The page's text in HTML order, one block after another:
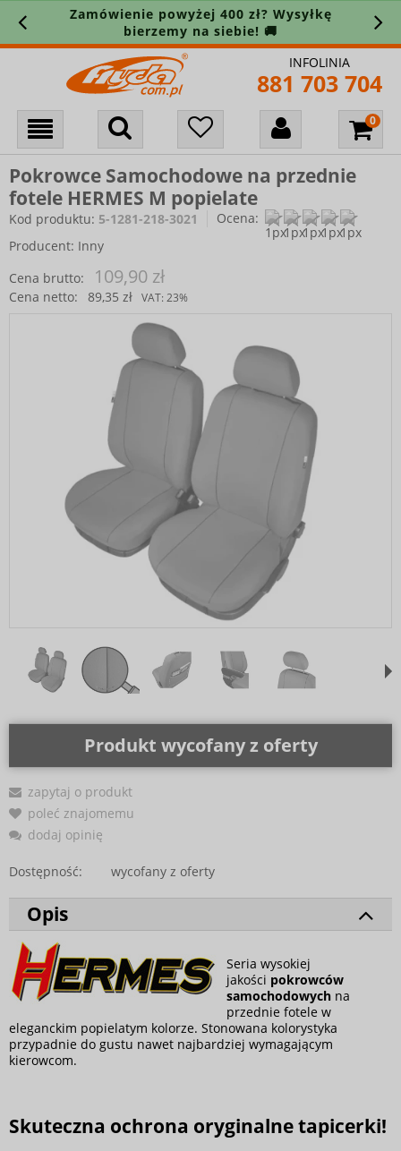
Zamówienie powyżej 400 zł? Wysyłkę
bierzemy na siebie! 🚚
INFOLINIA
881 703 704
Pokrowce Samochodowe na przednie
fotele HERMES M popielate
Kod produktu: 5-1281-218-3021
Ocena:
Producent: Inny
Cena brutto:
109,90 zł
Cena netto: 89,35 zł VAT: 23%
Produkt wycofany z oferty
zapytaj o produkt
poleć znajomemu
dodaj opinię
Dostępność: wycofany z oferty
Opis
Seria wysokiej
jakości pokrowców
samochodowych na
przednie fotele w
eleganckim popielatym kolorze. Stonowana kolorystyka
przypadnie do gustu nawet najbardziej wymagającym
kierowcom.
Skuteczna ochrona oryginalne tapicerki!